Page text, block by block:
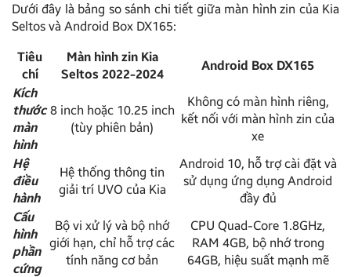
Dưới đây là bảng so sánh chi tiết giữa màn hình zin của Kia
Seltos và Android Box DX165:
Tiêu
chí
Màn hình zin Kia
Seltos 2022-2024
Android Box DX165
Kích
thước
màn
hình
8 inch hoặc 10.25 inch
(tùy phiên bản)
Không có màn hình riêng,
kết nối với màn hình zin của
xe
Hệ
điều
hành
Hệ thống thông tin
giải trí UVO của Kia
Android 10, hỗ trợ cài đặt và
sử dụng ứng dụng Android
đầy đủ
Cấu
hình
phần
cứng
Bộ vi xử lý và bộ nhớ
giới hạn, chỉ hỗ trợ các
tính năng cơ bản
CPU Quad-Core 1.8GHz,
RAM 4GB, bộ nhớ trong
64GB, hiệu suất mạnh mẽ